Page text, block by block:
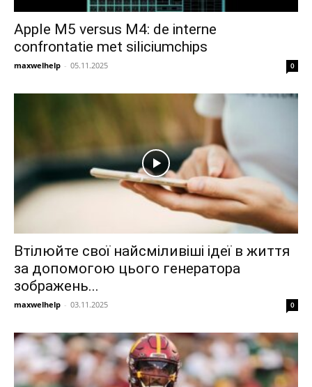
Apple M5 versus M4: de interne
confrontatie met siliciumchips
maxwelhelp - 05.11.2025 0
Втілюйте свої найсміливіші ідеї в життя
за допомогою цього генератора
зображень...
maxwelhelp - 03.11.2025 0